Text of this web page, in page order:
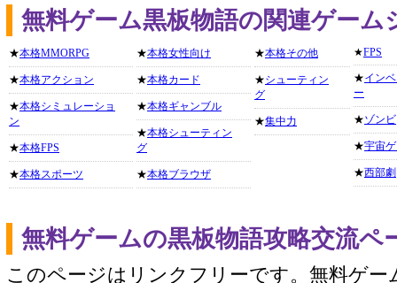
無料ゲーム黒板物語の関連ゲーム
★本格MMORPG
★本格アクション
★本格シミュレーショ
ン
★本格FPS
★本格スポーツ
★本格女性向け
★本格カード
★本格ギャンブル
★本格シューティン
グ
★本格ブラウザ
★本格その他
★シューティン
グ
★集中力
★FPS
★イン
ー
★ゾンビ
★宇宙
★西部劇
無料ゲームの黒板物語攻略交流ペ
このページはリンクフリーです。無料ゲー